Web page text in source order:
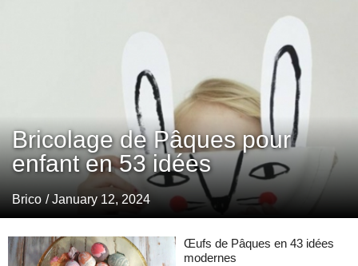
Bricolage de Pâques pour
enfant en 53 idées
Brico / January 12, 2024
Œufs de Pâques en 43 idées
modernes